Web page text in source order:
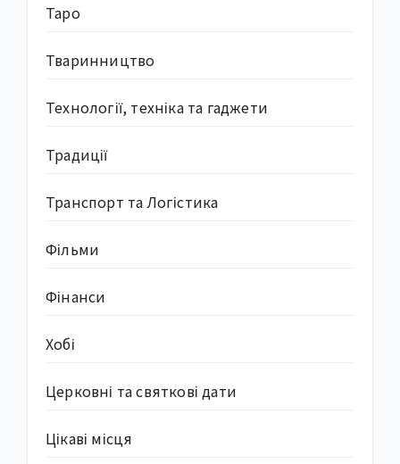
Таро
Тваринництво
Технології, техніка та гаджети
Традиції
Транспорт та Логістика
Фільми
Фінанси
Хобі
Церковні та святкові дати
Цікаві місця